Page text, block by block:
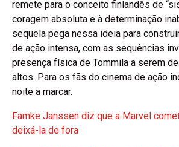
remete para o conceito finlandês de
coragem absoluta e à determinação
sequela pega nessa ideia para
de ação intensa, com as sequências
presença física de Tommila a serem
altos. Para os fãs do cinema de ação
noite a marcar.
Famke Janssen diz que a Marvel
deixá-la de fora